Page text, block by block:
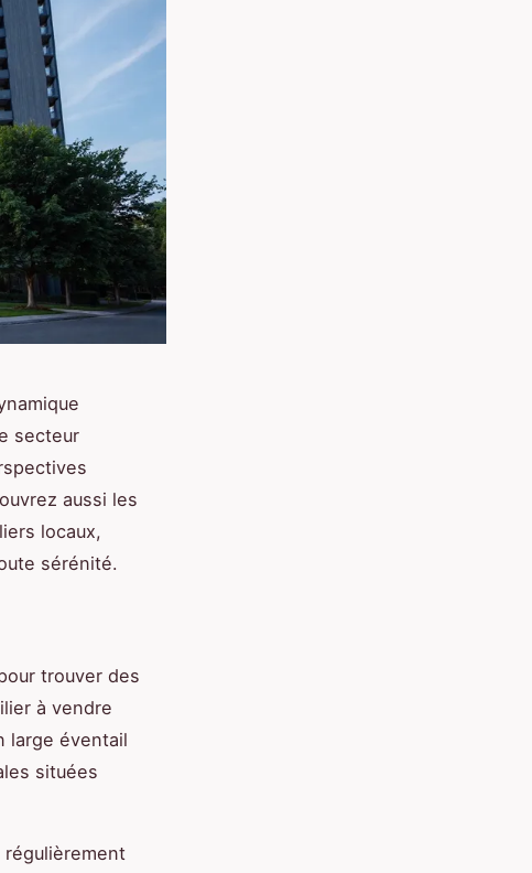
secteur
aussi les
locaux,
sérénité.
trouver des
à vendre
large éventail
situées
régulièrement